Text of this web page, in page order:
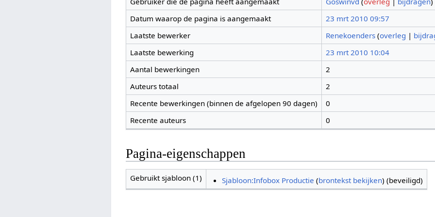
Datum waarop de pagina is aangemaakt
23 mrt 2010 09:57
Laatste bewerker
Renekoenders (overleg |
Laatste bewerking
23 mrt 2010 10:04
Aantal bewerkingen
2
Auteurs totaal
2
Recente bewerkingen (binnen de afgelopen 90 dagen)
0
Recente auteurs
0
Pagina-eigenschappen
Gebruikt sjabloon (1) Sjabloon:Infobox Productie (brontekst bekijken) (beveiligd)